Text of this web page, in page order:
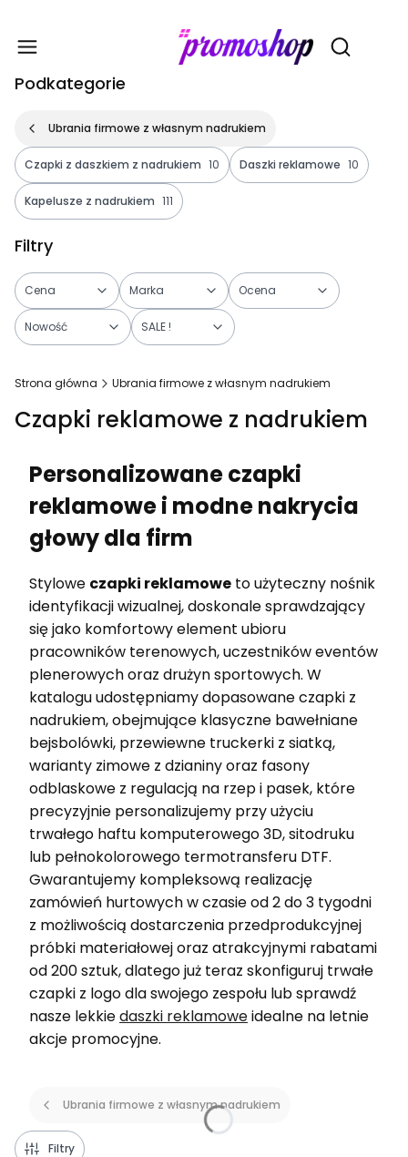
Otwórz
Podkategorie
Ubrania firmowe z własnym nadrukiem
Czapki z daszkiem z nadrukiem 10 Daszki reklamowe 10
Kapelusze z nadrukiem 111
Filtry
Cena Marka Ocena
Nowość SALE !
Strona główna Ubrania firmowe z własnym nadrukiem
Czapki reklamowe z nadrukiem
Personalizowane czapki
reklamowe i modne nakrycia
głowy dla firm
Stylowe czapki reklamowe to użyteczny nośnik
identyfikacji wizualnej, doskonale sprawdzający
się jako komfortowy element ubioru
pracowników terenowych, uczestników eventów
plenerowych oraz drużyn sportowych. W
katalogu udostępniamy dopasowane czapki z
nadrukiem, obejmujące klasyczne bawełniane
bejsbolówki, przewiewne truckerki z siatką,
warianty zimowe z dzianiny oraz fasony
odblaskowe z regulacją na rzep i pasek, które
precyzyjnie personalizujemy przy użyciu
trwałego haftu komputerowego 3D, sitodruku
lub pełnokolorowego termotransferu DTF.
Gwarantujemy kompleksową realizację
zamówień hurtowych w czasie od 2 do 3 tygodni
z możliwością dostarczenia przedprodukcyjnej
próbki materiałowej oraz atrakcyjnymi rabatami
od 200 sztuk, dlatego już teraz skonfiguruj trwałe
czapki z logo dla swojego zespołu lub sprawdź
nasze lekkiedaszki reklamoweidealne na letnie
akcje promocyjne.
Ubrania firmowe z własnym nadrukiem
Filtry